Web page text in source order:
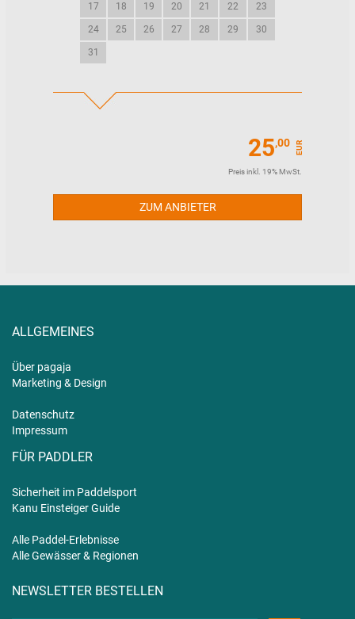
17 18 19 20 21 22 23
24 25 26 27 28 29 30
31
25,00 EUR
Preis inkl. 19% MwSt.
ZUM ANBIETER
ALLGEMEINES
Über pagaja
Marketing & Design
Datenschutz
Impressum
FÜR PADDLER
Sicherheit im Paddelsport
Kanu Einsteiger Guide
Alle Paddel-Erlebnisse
Alle Gewässer & Regionen
NEWSLETTER BESTELLEN